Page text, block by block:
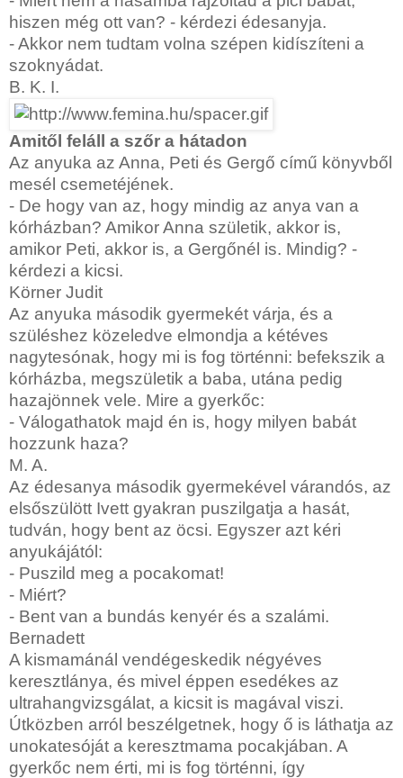
hiszen még ott van? - kérdezi édesanyja.
- Akkor nem tudtam volna szépen kidíszíteni a
szoknyádat.
B. K. I.
Amitől feláll a szőr a hátadon
Az anyuka az Anna, Peti és Gergő című könyvből
mesél csemetéjének.
- De hogy van az, hogy mindig az anya van a
kórházban? Amikor Anna születik, akkor is,
amikor Peti, akkor is, a Gergőnél is. Mindig? -
kérdezi a kicsi.
Körner Judit
Az anyuka második gyermekét várja, és a
szüléshez közeledve elmondja a kétéves
nagytesónak, hogy mi is fog történni: befekszik a
kórházba, megszületik a baba, utána pedig
hazajönnek vele. Mire a gyerkőc:
- Válogathatok majd én is, hogy milyen babát
hozzunk haza?
M. A.
Az édesanya második gyermekével várandós, az
elsőszülött Ivett gyakran puszilgatja a hasát,
tudván, hogy bent az öcsi. Egyszer azt kéri
anyukájától:
- Puszild meg a pocakomat!
- Miért?
- Bent van a bundás kenyér és a szalámi.
Bernadett
A kismamánál vendégeskedik négyéves
keresztlánya, és mivel éppen esedékes az
ultrahangvizsgálat, a kicsit is magával viszi.
Útközben arról beszélgetnek, hogy ő is láthatja az
unokatesóját a keresztmama pocakjában. A
gyerkőc nem érti, mi is fog történni, így